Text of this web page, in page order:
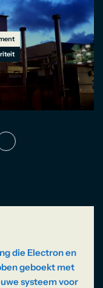
die Electron en
geboekt met
systeem voor